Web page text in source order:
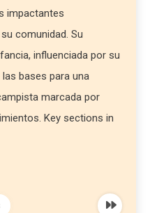
impactantes
comunidad. Su
influenciada por su
bases para una
marcada por
Key sections in